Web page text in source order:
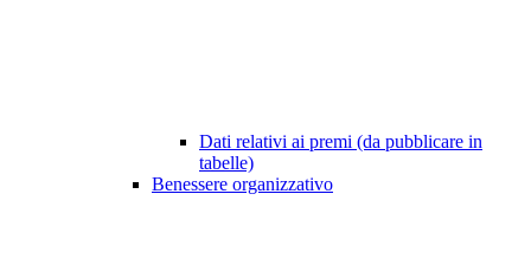
Dati relativi ai premi (da pubblicare in
tabelle)
Benessere organizzativo